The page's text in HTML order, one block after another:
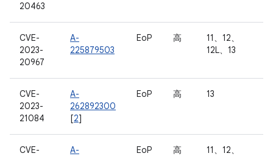
20463
CVE-
2023-
20967
A-
225879503
EoP 高
11、12、
12L、13
CVE-
2023-
21084
A-
262892300
[2]
EoP 高 13
CVE-
A-
EoP 高
11、12、